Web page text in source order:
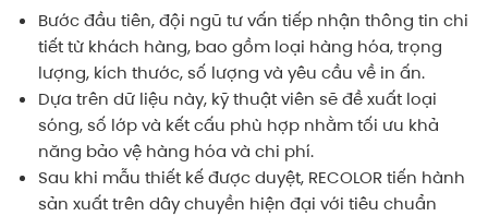
Bước đầu tiên, đội ngũ tư vấn tiếp nhận thông tin chi
tiết từ khách hàng, bao gồm loại hàng hóa, trọng
lượng, kích thước, số lượng và yêu cầu về in ấn.
Dựa trên dữ liệu này, kỹ thuật viên sẽ đề xuất loại
sóng, số lớp và kết cấu phù hợp nhằm tối ưu khả
năng bảo vệ hàng hóa và chi phí.
Sau khi mẫu thiết kế được duyệt, RECOLOR tiến hành
sản xuất trên dây chuyền hiện đại với tiêu chuẩn